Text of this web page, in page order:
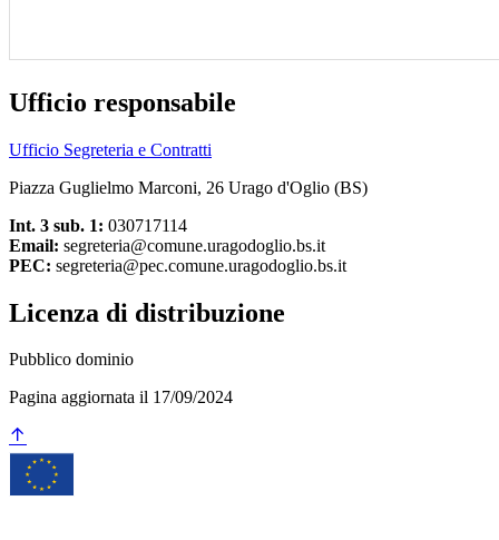
Ufficio responsabile
Ufficio Segreteria e Contratti
Piazza Guglielmo Marconi, 26 Urago d'Oglio (BS)
Int. 3 sub. 1: 030717114
Email: segreteria@comune.uragodoglio.bs.it
PEC: segreteria@pec.comune.uragodoglio.bs.it
Licenza di distribuzione
Pubblico dominio
Pagina aggiornata il 17/09/2024